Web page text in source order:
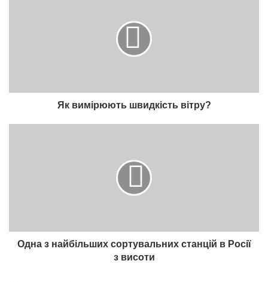
Як вимірюють швидкість вітру?
висоти
Одна з найбільших сортувальних станцій в Росії
з висоти